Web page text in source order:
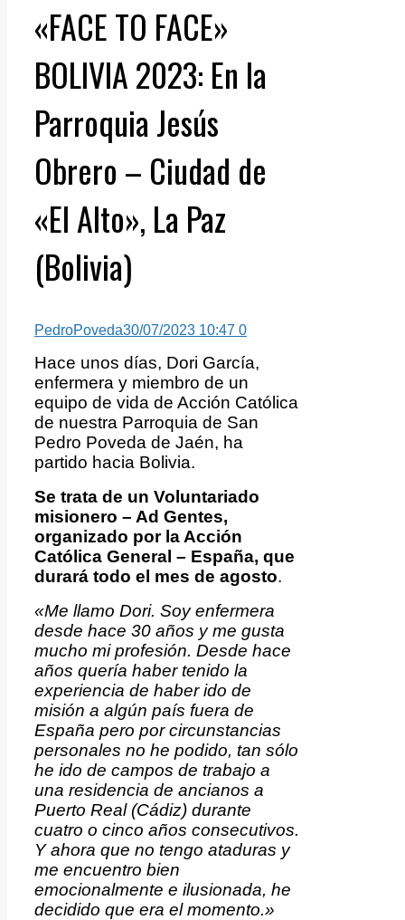
«FACE TO FACE»
BOLIVIA 2023: En la
Parroquia Jesús
Obrero – Ciudad de
«El Alto», La Paz
(Bolivia)
PedroPoveda30/07/2023 10:47 0
Hace unos días, Dori García,
enfermera y miembro de un
equipo de vida de Acción Católica
de nuestra Parroquia de San
Pedro Poveda de Jaén, ha
partido hacia Bolivia.
Se trata de un Voluntariado
misionero – Ad Gentes,
organizado por la Acción
Católica General – España, que
durará todo el mes de agosto.
«Me llamo Dori. Soy enfermera
desde hace 30 años y me gusta
mucho mi profesión. Desde hace
años quería haber tenido la
experiencia de haber ido de
misión a algún país fuera de
España pero por circunstancias
personales no he podido, tan sólo
he ido de campos de trabajo a
una residencia de ancianos a
Puerto Real (Cádiz) durante
cuatro o cinco años consecutivos.
Y ahora que no tengo ataduras y
me encuentro bien
emocionalmente e ilusionada, he
decidido que era el momento.»